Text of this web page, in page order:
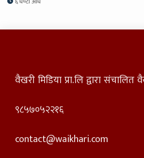
वैखरी मिडिया प्रा.लि द्वारा
९८५७०५२२१६
contact@waikhari.com